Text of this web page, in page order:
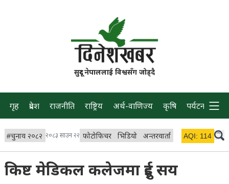
सुदूर नेपाललाई विश्वसँग जोड्दै
गृह प्रदेश राजनीति राष्ट्रिय अर्थ-वाणिज्य कृषि पर्यटन प्रवास
#चुनाव २०८२ २०८३ साउन २२ फोटोफिचर भिडियो अन्तरवार्ता विचार/ब्लग
AQI: 114
किष्ट मेडिकल कलेजमा दुई सय